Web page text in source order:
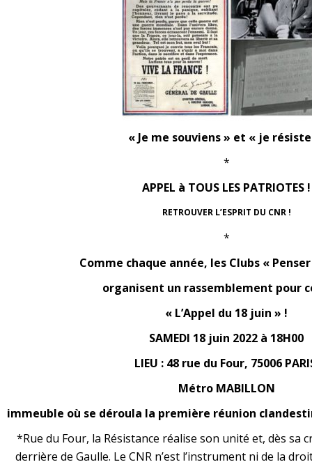
« Je me souviens » et « je
*
APPEL à TOUS LES PATRIOTES !
RETROUVER L’ESPRIT DU CNR !
*
Comme chaque année, les Clubs «
organisent un rassemblement pour
« L’Appel du 18 juin » !
SAMEDI 18 juin 2022 à 18H00
LIEU : 48 rue du Four, 75006
Métro MABILLON
immeuble où se déroula la première réunion
*Rue du Four, la Résistance réalise son unité et, dès sa
derrière de Gaulle. Le CNR n’est l’instrument ni de la